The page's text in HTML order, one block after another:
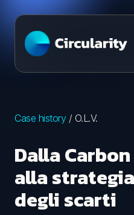
Skip to content
Case history / O.L.V.
Dalla
alla
degli scarti